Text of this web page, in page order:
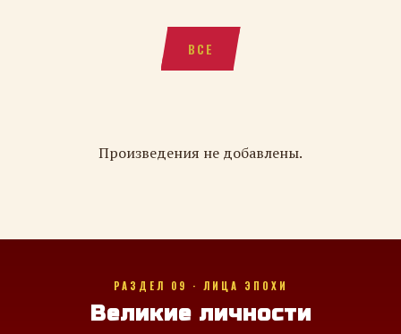
ВСЕ
Произведения не добавлены.
РАЗДЕЛ 09 · ЛИЦА ЭПОХИ
Великие личности